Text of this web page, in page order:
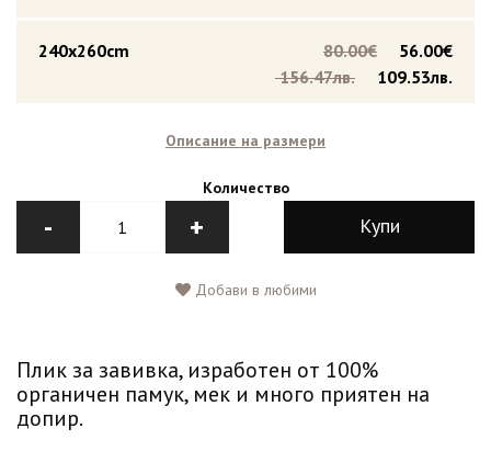
240x260cm 56.00€
80.00€
109.53лв.
156.47лв.
Описание на размери
Количество
- + Купи
Добави в любими
Плик за завивка, изработен от 100%
органичен памук, мек и много приятен на
допир.